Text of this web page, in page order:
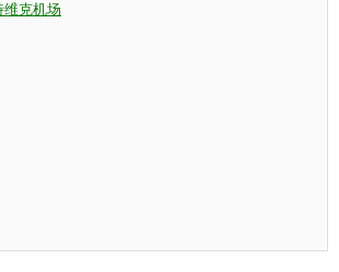
维克机场